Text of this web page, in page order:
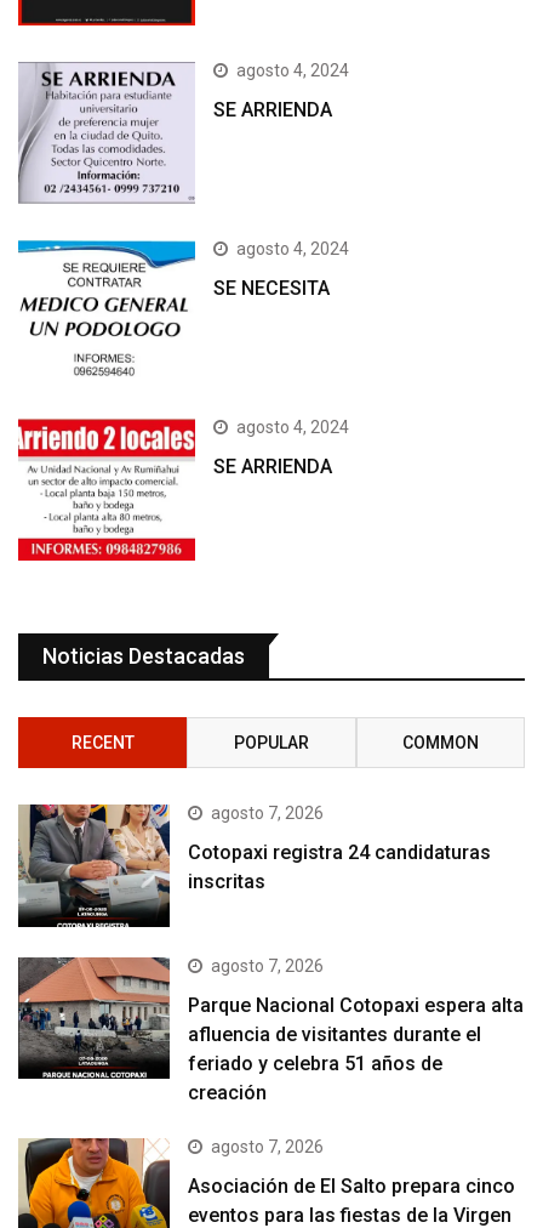
agosto 4, 2024
SE ARRIENDA
agosto 4, 2024
SE NECESITA
agosto 4, 2024
SE ARRIENDA
Noticias Destacadas
RECENT POPULAR COMMON
agosto 7, 2026
Cotopaxi registra 24 candidaturas
inscritas
agosto 7, 2026
Parque Nacional Cotopaxi espera alta
afluencia de visitantes durante el
feriado y celebra 51 años de
creación
agosto 7, 2026
Asociación de El Salto prepara cinco
eventos para las fiestas de la Virgen